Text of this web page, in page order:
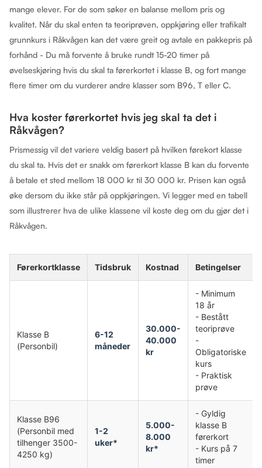
mange elever. For de som søker en balanse mellom pris og
kvalitet. Når du skal enten ta teoriprøven, oppkjøring eller trafikalt
grunnkurs i Råkvågen kan det være greit og avtale en pakkepris på
forhånd - Du må forvente å bruke rundt 15-20 timer på
øvelseskjøring hvis du skal ta førerkortet i klasse B, og fort mange
flere timer om du vurderer andre klasser som B96, T eller C.
Hva koster førerkortet hvis jeg skal ta det i
Råkvågen?
Prismessig vil det variere veldig basert på hvilken førekort klasse
du skal ta. Hvis det er snakk om førerkort klasse B kan du forvente
å betale et sted mellom 18 000 kr til 30 000 kr. Prisen kan også
øke dersom du ikke står på oppkjøringen. Vi legger med en tabell
som illustrerer hva de ulike klassene vil koste deg om du gjør det i
Råkvågen.
Førerkortklasse Tidsbruk Kostnad Betingelser
Klasse B
(Personbil)
6-12
måneder
30.000-
40.000
kr
- Minimum
18 år
- Bestått
teoriprøve
-
Obligatoriske
kurs
- Praktisk
prøve
Klasse B96
(Personbil med
tilhenger 3500-
4250 kg)
1-2
uker*
5.000-
8.000
kr*
- Gyldig
klasse B
førerkort
- Kurs på 7
timer